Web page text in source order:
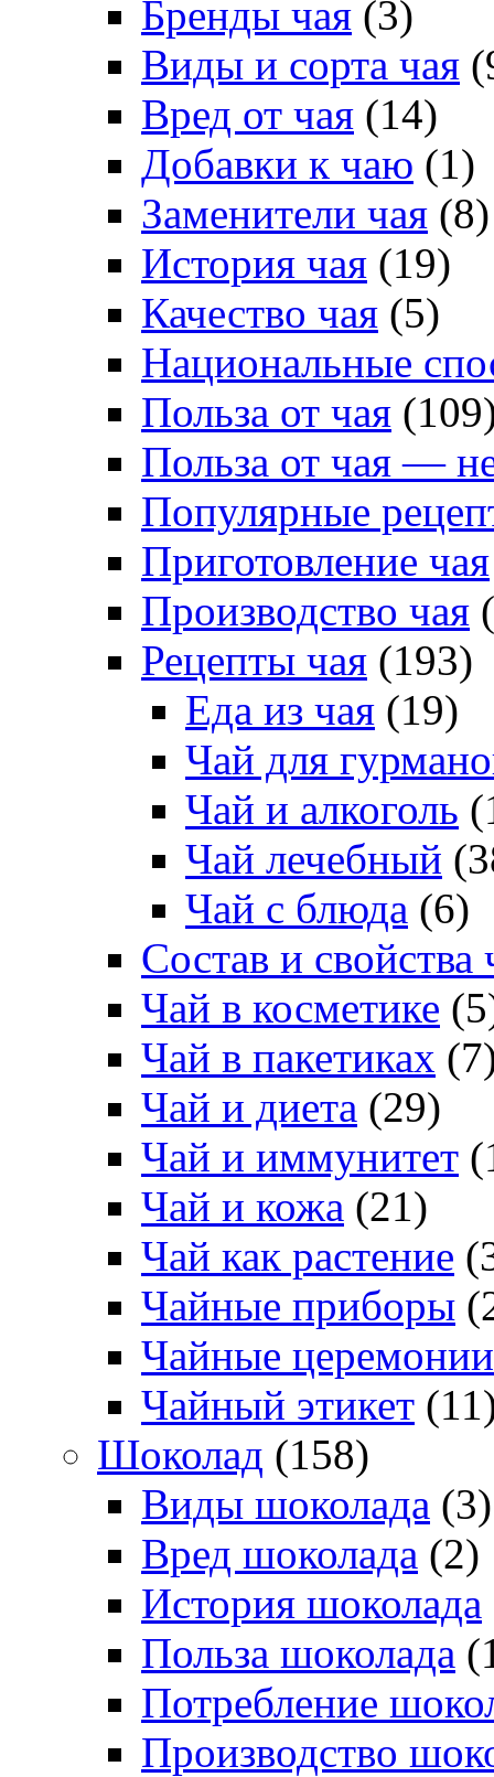
Бренды чая (3)
Виды и сорта чая
Вред от чая (14)
Добавки к чаю (1)
Заменители чая (8)
История чая (19)
Качество чая (5)
Национальные
Польза от чая
Польза от чая —
Популярные
Приготовление чая
Производство чая
Рецепты чая (193)
Еда из чая (19)
Чай для
Чай и алкоголь
Чай лечебный
Чай с блюда (6)
Состав и свойства
Чай в косметике
Чай в пакетиках
Чай и диета (29)
Чай и иммунитет
Чай и кожа (21)
Чай как растение
Чайные приборы
Чайные церемонии
Чайный этикет
Шоколад (158)
Виды шоколада (3)
Вред шоколада (2)
История шоколада
Польза шоколада
Потребление
Производство